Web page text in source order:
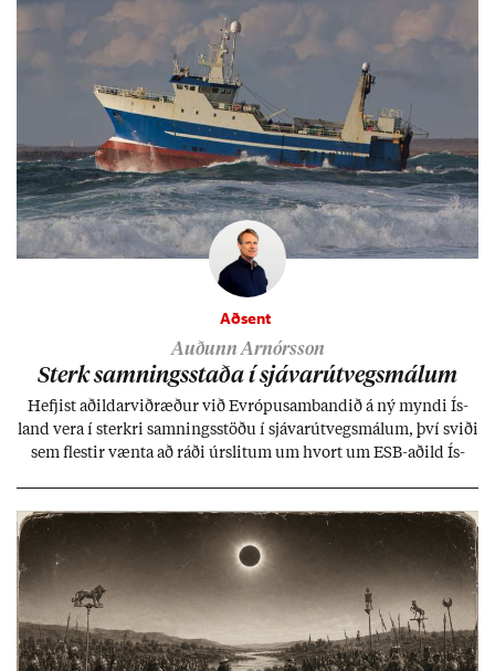
Aðsent
Auðunn Arnórsson
Sterk samn­ings­staða í sjáv­ar­út­vegs­mál­um
Hefj­ist að­ild­ar­við­ræð­ur við Evr­ópu­sam­band­ið á ný myndi Ís­
land vera í sterkri samn­ings­stöðu í sjáv­ar­út­vegs­mál­um, því sviði
sem flest­ir vænta að ráði úr­slit­um um hvort um ESB-að­ild Ís­
kerfi, en sveigj­an­leiki til lausna er um­tals­verð­ur.